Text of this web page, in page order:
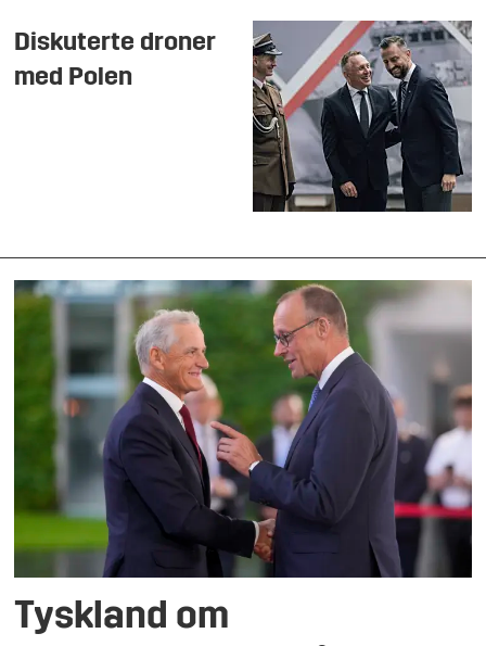
Diskuterte droner
med Polen
Tyskland om